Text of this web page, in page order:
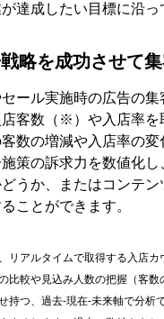
達成したい目標に沿
略を成功させて
ール実施時の広告の集
客数（※）や入店率を
数の増減や入店率の変
策の訴求力を数値化し
うか、またはコンテン
ことができます。
リアルタイムで取得する入店カ
比較や見込み人数の把握（客数
持つ、過去-現在-未来軸で分析